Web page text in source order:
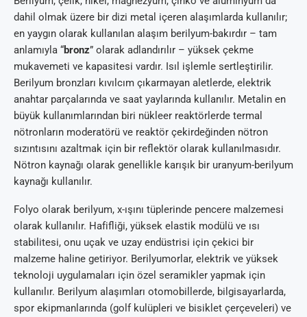
dahil olmak üzere bir dizi metal içeren alaşımlarda kullanılır;
en yaygın olarak kullanılan alaşım berilyum-bakırdır – tam
anlamıyla “bronz” olarak adlandırılır – yüksek çekme
mukavemeti ve kapasitesi vardır. Isıl işlemle sertleştirilir.
Berilyum bronzları kıvılcım çıkarmayan aletlerde, elektrik
anahtar parçalarında ve saat yaylarında kullanılır. Metalin en
büyük kullanımlarından biri nükleer reaktörlerde termal
nötronların moderatörü ve reaktör çekirdeğinden nötron
sızıntısını azaltmak için bir reflektör olarak kullanılmasıdır.
Nötron kaynağı olarak genellikle karışık bir uranyum-berilyum
kaynağı kullanılır.
Folyo olarak berilyum, x-ışını tüplerinde pencere malzemesi
olarak kullanılır. Hafifliği, yüksek elastik modülü ve ısı
stabilitesi, onu uçak ve uzay endüstrisi için çekici bir
malzeme haline getiriyor. Berilyumorlar, elektrik ve yüksek
teknoloji uygulamaları için özel seramikler yapmak için
kullanılır. Berilyum alaşımları otomobillerde, bilgisayarlarda,
spor ekipmanlarında (golf kulüpleri ve bisiklet çerçeveleri) ve